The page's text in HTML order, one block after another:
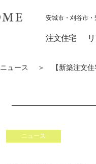
ナイスホーム トップ
安城市・刈谷市・
注文住宅
ニュース ＞ 【新築注文住
ニュース